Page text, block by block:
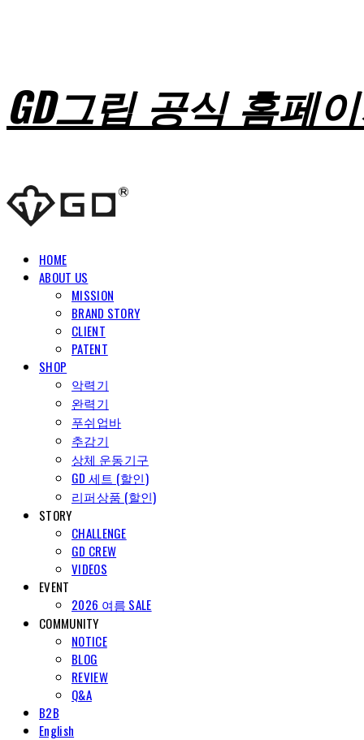
GD그립 공식 홈페
HOME
ABOUT US
MISSION
BRAND STORY
CLIENT
PATENT
SHOP
악력기
완력기
푸쉬업바
추감기
상체 운동기구
GD 세트 (할인)
리퍼상품 (할인)
STORY
CHALLENGE
GD CREW
VIDEOS
EVENT
2026 여름 SALE
COMMUNITY
NOTICE
BLOG
REVIEW
Q&A
B2B
English